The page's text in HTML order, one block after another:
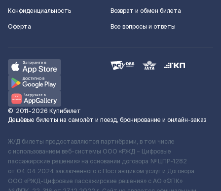
Конфиденциальность
Оферта
Возврат и обмен билета
Все вопросы и ответы
© 2011–2026 Купибилет
Дешёвые билеты на самолёт и поезд, бронирование и онлайн-заказ
Ж/Д билеты предоставляются партнёрами, в том числе
с использованием веб-системы ООО «РЖД – Цифровые
пассажирские решения» на основании договора № ЦПР-1282
от 04.04.2024 заключенного с Поставщиком услуг и Договора
ООО «РЖД-Цифровые пассажирские решения» c АО «ФПК»